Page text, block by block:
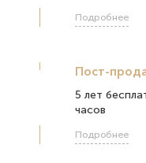
Подробнее
Пост-
5 лет
часов
Подробнее